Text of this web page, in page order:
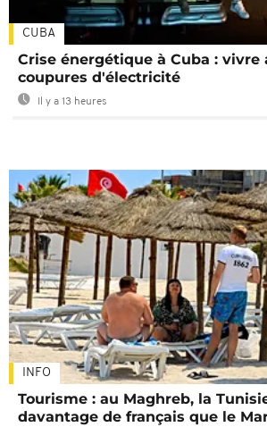
CUBA
Crise énergétique à Cuba : vivre
coupures d'électricité
Il y a 13 heures
INFO
Tourisme : au Maghreb, la
davantage de français que le